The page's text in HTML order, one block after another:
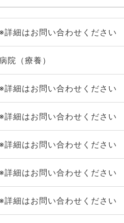
※詳細はお問い合わせください
院（療養）
※詳細はお問い合わせください
※詳細はお問い合わせください
※詳細はお問い合わせください
※詳細はお問い合わせください
※詳細はお問い合わせください